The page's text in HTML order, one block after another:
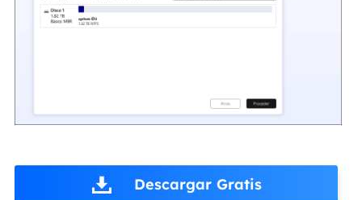
Descargar Gratis